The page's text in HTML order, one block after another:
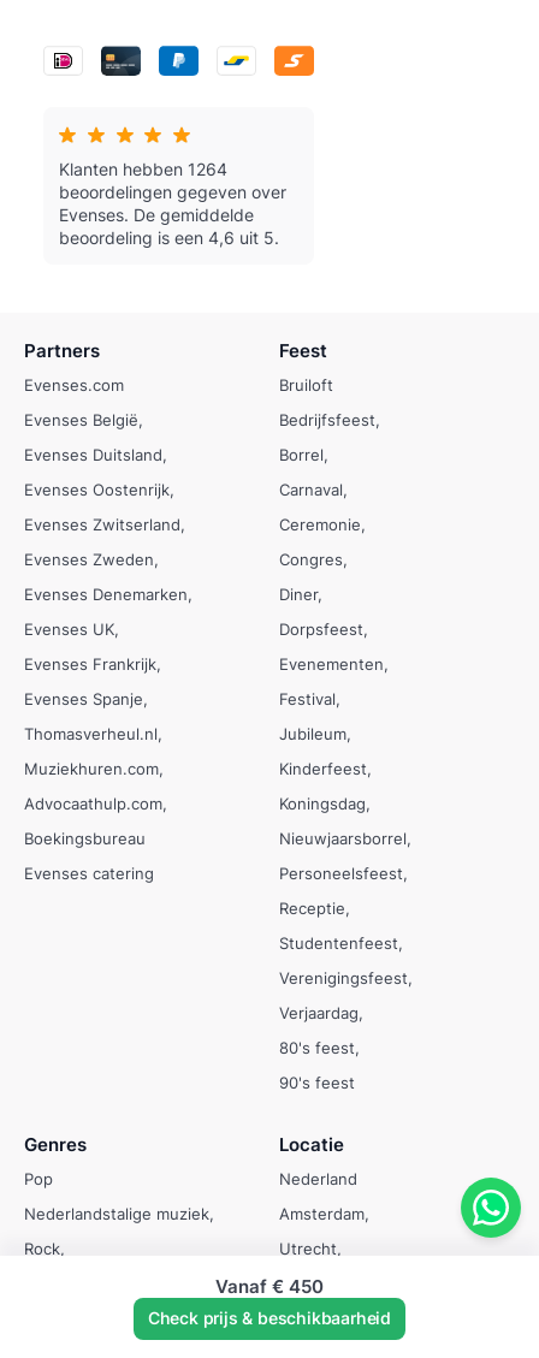
Vanaf € 450
Check prijs & beschikbaarheid
Klanten hebben 1264
beoordelingen gegeven over
Evenses. De gemiddelde
beoordeling is een 4,6 uit 5.
Partners
Evenses.com
Evenses België
Evenses Duitsland
Evenses Oostenrijk
Evenses Zwitserland
Evenses Zweden
Evenses Denemarken
Evenses UK
Evenses Frankrijk
Evenses Spanje
Thomasverheul.nl
Muziekhuren.com
Advocaathulp.com
Boekingsbureau
Evenses catering
Feest
Bruiloft
Bedrijfsfeest
Borrel
Carnaval
Ceremonie
Congres
Diner
Dorpsfeest
Evenementen
Festival
Jubileum
Kinderfeest
Koningsdag
Nieuwjaarsborrel
Personeelsfeest
Receptie
Studentenfeest
Verenigingsfeest
Verjaardag
80's feest
90's feest
Genres
Pop
Nederlandstalige muziek
Rock
Locatie
Nederland
Amsterdam
Utrecht
Rotterdam
Eindhoven